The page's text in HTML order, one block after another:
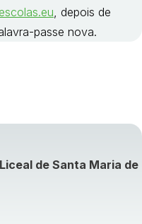
, depois de
passe nova.
de Santa Maria de